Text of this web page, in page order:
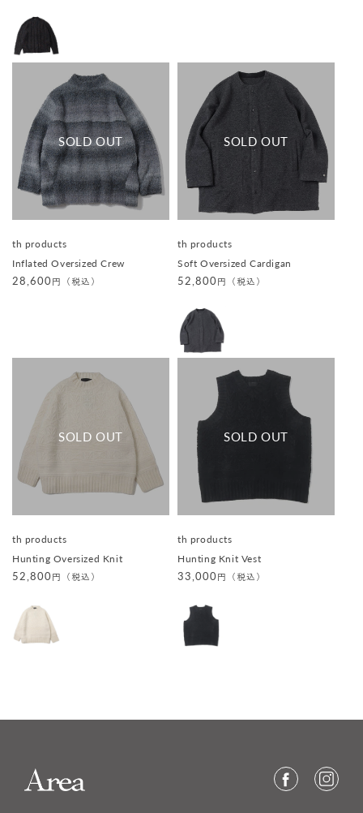
格
販
元
:
th products
Inflated Oversized Crew
通
28,600円（税込）
販
元
:
th products
Soft Oversized Cardigan
通
価
格
52,800円（税込）
販
元
:
th products
Hunting Oversized Knit
通
格
52,800円（税込）
販
元
:
th products
Hunting Knit Vest
通
格
33,000円（税込）